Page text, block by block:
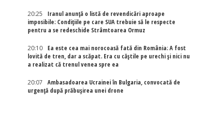
20:25
Iranul anunță o listă de revendicări aproape
imposibile: Condițiile pe care SUA trebuie să le respecte
pentru a se redeschide Strâmtoarea Ormuz
20:10
Ea este cea mai norocoasă fată din România: A fost
lovită de tren, dar a scăpat. Era cu căștile pe urechi și nici nu
a realizat că trenul venea spre ea
20:07
Ambasadoarea Ucrainei în Bulgaria, convocată de
urgență după prăbușirea unei drone